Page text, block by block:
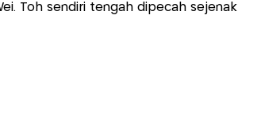
Toh sendiri tengah dipecah sejenak